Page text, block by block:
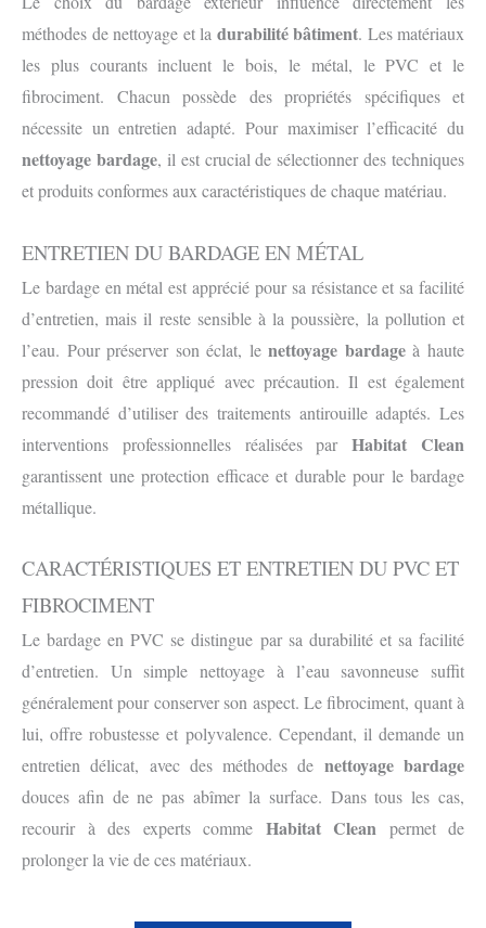
méthodes de nettoyage et la durabilité bâtiment. Les matériaux
les plus courants incluent le bois, le métal, le PVC et le
fibrociment. Chacun possède des propriétés spécifiques et
nécessite un entretien adapté. Pour maximiser l’efficacité du
nettoyage bardage, il est crucial de sélectionner des techniques
et produits conformes aux caractéristiques de chaque matériau.
ENTRETIEN DU BARDAGE EN MÉTAL
Le bardage en métal est apprécié pour sa résistance et sa facilité
d’entretien, mais il reste sensible à la poussière, la pollution et
l’eau. Pour préserver son éclat, lenettoyage bardageà haute
pression doit être appliqué avec précaution. Il est également
recommandé d’utiliser des traitements antirouille adaptés. Les
interventions professionnelles réalisées parHabitat Clean
garantissent une protection efficace et durable pour le bardage
métallique.
CARACTÉRISTIQUES ET ENTRETIEN DU PVC ET
FIBROCIMENT
Le bardage en PVC se distingue par sa durabilité et sa facilité
d’entretien. Un simple nettoyage à l’eau savonneuse suffit
généralement pour conserver son aspect. Le fibrociment, quant à
lui, offre robustesse et polyvalence. Cependant, il demande un
entretien délicat, avec des méthodes de nettoyage bardage
douces afin de ne pas abîmer la surface. Dans tous les cas,
recourir à des experts comme Habitat Clean permet de
prolonger la vie de ces matériaux.